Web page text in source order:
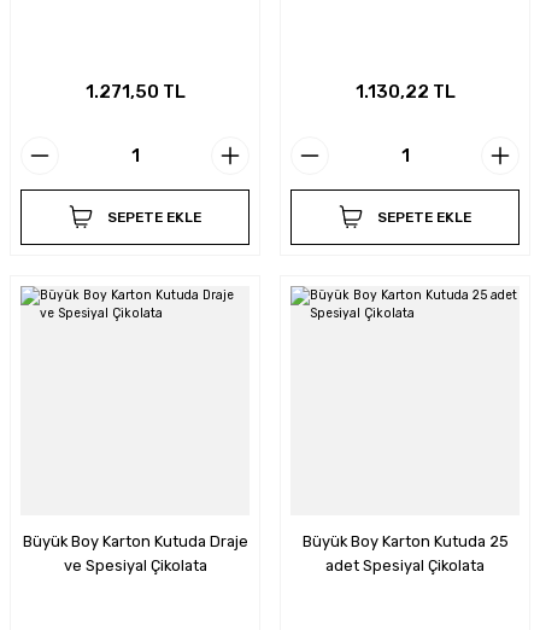
1.271,50 TL
SEPETE EKLE
1.130,22 TL
SEPETE EKLE
Büyük Boy Karton Kutuda Draje
ve Spesiyal Çikolata
Büyük Boy Karton Kutuda 25
adet Spesiyal Çikolata